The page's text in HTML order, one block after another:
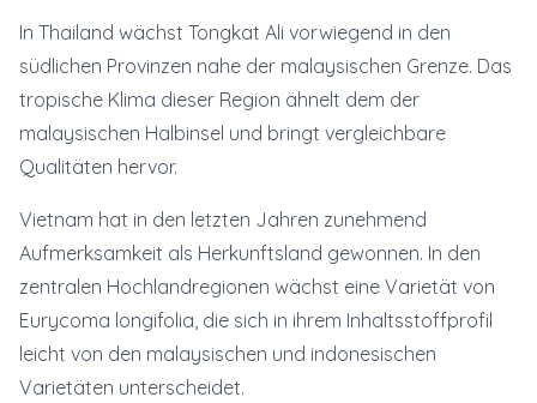
In Thailand wächst Tongkat Ali vorwiegend in den
südlichen Provinzen nahe der malaysischen Grenze. Das
tropische Klima dieser Region ähnelt dem der
malaysischen Halbinsel und bringt vergleichbare
Qualitäten hervor.
Vietnam hat in den letzten Jahren zunehmend
Aufmerksamkeit als Herkunftsland gewonnen. In den
zentralen Hochlandregionen wächst eine Varietät von
Eurycoma longifolia, die sich in ihrem Inhaltsstoffprofil
leicht von den malaysischen und indonesischen
Varietäten unterscheidet.